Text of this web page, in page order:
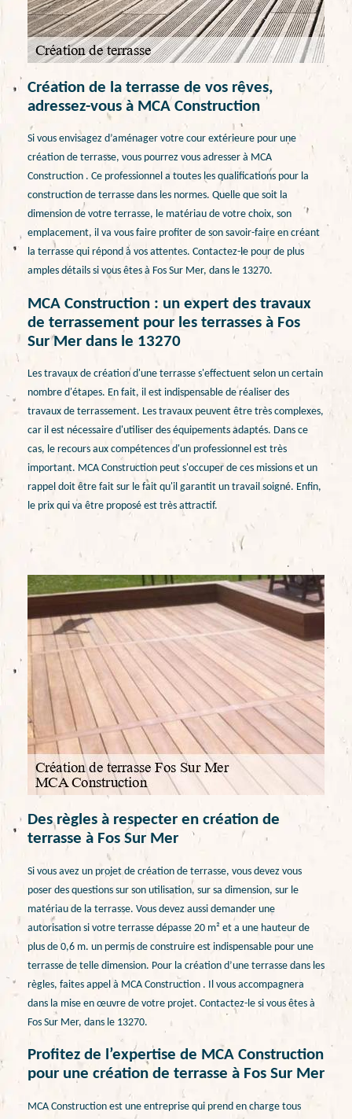
Création de la terrasse de vos rêves,
adressez-vous à MCA Construction
Si vous envisagez d’aménager votre cour extérieure pour une
création de terrasse, vous pourrez vous adresser à MCA
Construction . Ce professionnel a toutes les qualifications pour la
construction de terrasse dans les normes. Quelle que soit la
dimension de votre terrasse, le matériau de votre choix, son
emplacement, il va vous faire profiter de son savoir-faire en créant
la terrasse qui répond à vos attentes. Contactez-le pour de plus
amples détails si vous êtes à Fos Sur Mer, dans le 13270.
MCA Construction : un expert des travaux
de terrassement pour les terrasses à Fos
Sur Mer dans le 13270
Les travaux de création d'une terrasse s'effectuent selon un certain
nombre d'étapes. En fait, il est indispensable de réaliser des
travaux de terrassement. Les travaux peuvent être très complexes,
car il est nécessaire d'utiliser des équipements adaptés. Dans ce
cas, le recours aux compétences d'un professionnel est très
important. MCA Construction peut s'occuper de ces missions et un
rappel doit être fait sur le fait qu'il garantit un travail soigné. Enfin,
le prix qui va être proposé est très attractif.
Des règles à respecter en création de
terrasse à Fos Sur Mer
Si vous avez un projet de création de terrasse, vous devez vous
poser des questions sur son utilisation, sur sa dimension, sur le
matériau de la terrasse. Vous devez aussi demander une
autorisation si votre terrasse dépasse 20 m² et a une hauteur de
plus de 0,6 m. un permis de construire est indispensable pour une
terrasse de telle dimension. Pour la création d’une terrasse dans les
règles, faites appel à MCA Construction . Il vous accompagnera
dans la mise en œuvre de votre projet. Contactez-le si vous êtes à
Fos Sur Mer, dans le 13270.
Profitez de l’expertise de MCA Construction
pour une création de terrasse à Fos Sur Mer
MCA Construction est une entreprise qui prend en charge tous